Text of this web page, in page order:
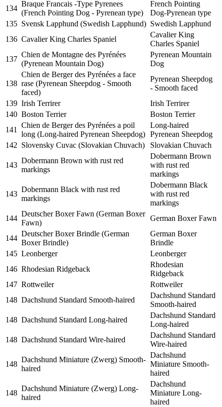
134
Braque Francais -Type Pyrenees
(French Pointing Dog - Pyrenean type)
French Pointing
Dog-Pyrenean type
135 Svensk Lapphund (Swedish Lapphund) Swedish Lapphund
136 Cavalier King Charles Spaniel
Cavalier King
Charles Spaniel
137
Chien de Montagne des Pyrénées
(Pyrenean Mountain Dog)
Pyrenean Mountain
Dog
138
Chien de Berger des Pyrénées a face
rase (Pyrenean Sheepdog - Smooth
faced)
Pyrenean Sheepdog
- Smooth faced
139 Irish Terrirer
Irish Terrirer
140 Boston Terrier
Boston Terrier
141
Chien de Berger des Pyrénées a poil
long (Long-haired Pyrenean Sheepdog)
Long-haired
Pyrenean Sheepdog
142 Slovensky Cuvac (Slovakian Chuvach) Slovakian Chuvach
143
Dobermann Brown with rust red
markings
Dobermann Brown
with rust red
markings
143
Dobermann Black with rust red
markings
Dobermann Black
with rust red
markings
144
Deutscher Boxer Fawn (German Boxer
Fawn)
German Boxer Fawn
144
Deutscher Boxer Brindle (German
Boxer Brindle)
German Boxer
Brindle
145 Leonberger
Leonberger
146 Rhodesian Ridgeback
Rhodesian
Ridgeback
147 Rottweiler
Rottweiler
148 Dachshund Standard Smooth-haired
Dachshund Standard
Smooth-haired
148 Dachshund Standard Long-haired
Dachshund Standard
Long-haired
148 Dachshund Standard Wire-haired
Dachshund Standard
Wire-haired
148
Dachshund Miniature (Zwerg) Smooth-
haired
Dachshund
Miniature Smooth-
haired
148
Dachshund Miniature (Zwerg) Long-
haired
Dachshund
Miniature Long-
haired